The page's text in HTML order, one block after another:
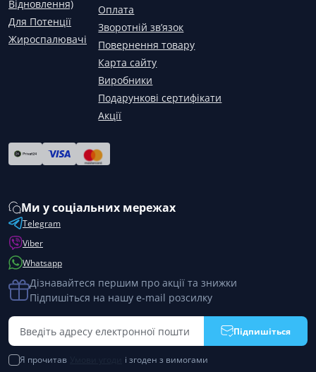
Відновлення)
Для Потенції
Жироспалювачі
Оплата
Зворотній зв’язок
Повернення товару
Карта сайту
Виробники
Подарункові сертифікати
Акції
Ми у соціальних мережах
Telegram
Viber
Whatsapp
Дізнавайтеся першим про акції та знижки
Підпишіться на нашу e-mail розсилку
Підпишіться
Я прочитав і згоден з вимогами